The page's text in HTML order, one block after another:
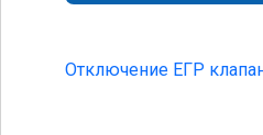
Отключение ЕГР